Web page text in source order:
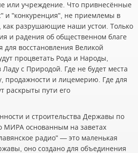
или учреждение. Что привнесённые
и "конкуренция", не приемлемы в
как разрушающие наши устои. Только
и радения об общественном благе
для восстановления Великой
процветать Рода и Народы,
с Природой. Где не будет места
продажности и лицемерию. Где для
раскрыты пути его
и строительства Державы по
МИРА основанным на заветах
радио" — это маленькая
оно создано для объединения